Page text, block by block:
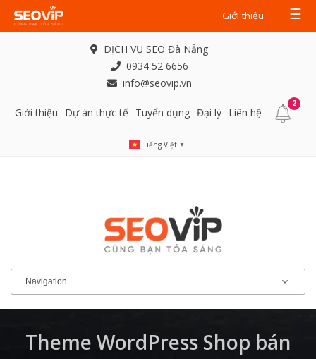
Giới thiệu ☰
DỊCH VỤ SEO Đà Nẵng
0934 52 6656
info@seovip.vn
Giới thiệu Dự án thực tế Tuyển dụng Đại lý Liên hệ
2
Tiếng Việt ▼
Theme WordPress Shop bán